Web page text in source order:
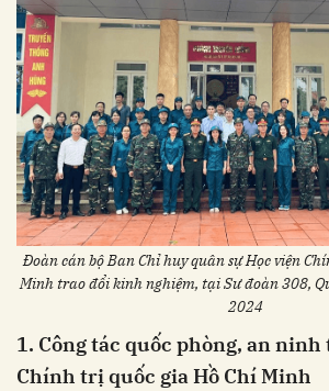
Đoàn cán bộ Ban Chỉ huy quân sự Học viện
Minh trao đổi kinh nghiệm, tại Sư đoàn 308,
2024
1. Công tác quốc phòng, an
Chính trị quốc gia Hồ Chí Minh